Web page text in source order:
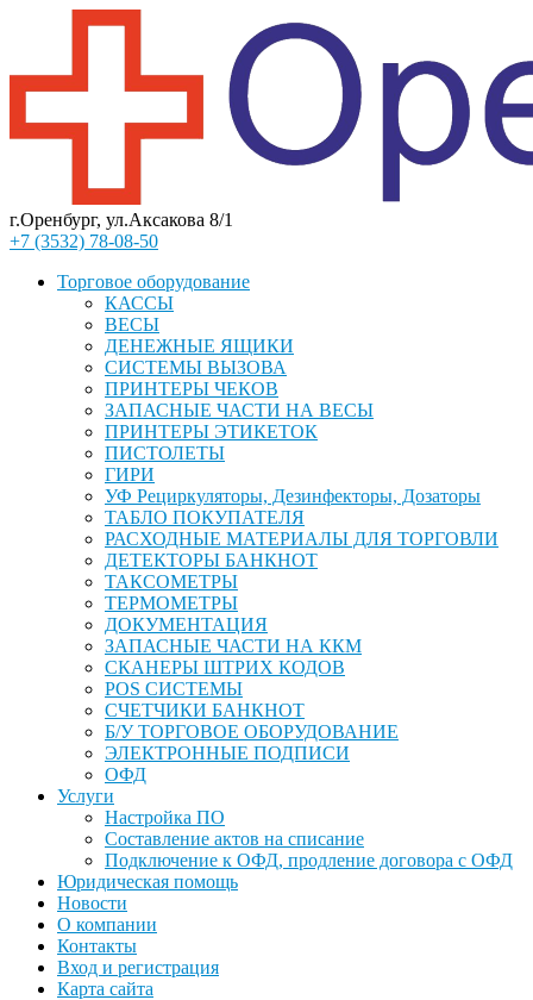
г.Оренбург, ул.Аксакова 8/1
+7 (3532) 78-08-50
Торговое оборудование
КАССЫ
ВЕСЫ
ДЕНЕЖНЫЕ ЯЩИКИ
СИСТЕМЫ ВЫЗОВА
ПРИНТЕРЫ ЧЕКОВ
ЗАПАСНЫЕ ЧАСТИ НА ВЕСЫ
ПРИНТЕРЫ ЭТИКЕТОК
ПИСТОЛЕТЫ
ГИРИ
УФ Рециркуляторы, Дезинфекторы, Дозаторы
ТАБЛО ПОКУПАТЕЛЯ
РАСХОДНЫЕ МАТЕРИАЛЫ ДЛЯ ТОРГОВЛИ
ДЕТЕКТОРЫ БАНКНОТ
ТАКСОМЕТРЫ
ТЕРМОМЕТРЫ
ДОКУМЕНТАЦИЯ
ЗАПАСНЫЕ ЧАСТИ НА ККМ
СКАНЕРЫ ШТРИХ КОДОВ
POS СИСТЕМЫ
СЧЕТЧИКИ БАНКНОТ
Б/У ТОРГОВОЕ ОБОРУДОВАНИЕ
ЭЛЕКТРОННЫЕ ПОДПИСИ
ОФД
Услуги
Настройка ПО
Составление актов на списание
Подключение к ОФД, продление договора с ОФД
Юридическая помощь
Новости
О компании
Контакты
Вход и регистрация
Карта сайта